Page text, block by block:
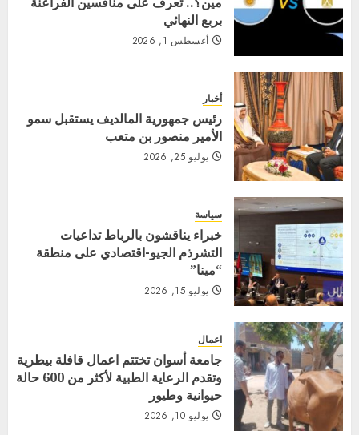
بربع النهائي
أغسطس 1, 2026
أخبار
رئيس جمهورية المالديف يستقبل سمو
الأمير منصور بن متعب
يوليو 25, 2026
سياسة
خبراء يناقشون بالرباط تداعيات
التشرذم الجيو-اقتصادي على منطقة
“مينا”
يوليو 15, 2026
اعمال
جامعة أسوان تختتم اعمال قافلة بيطرية
وتقدم الرعاية الطبية لأكثر من 600 حالة
حيوانية وطيور
يوليو 10, 2026